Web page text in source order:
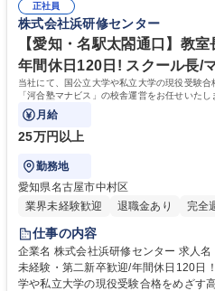
ーが校舎を担当します。※講師ではな
ません。 募集職種 【兵庫・岡本】教室長 ◆未経験・第二新卒歓迎/河合塾
マナビスの校舎運営
を経験しつつ、流れを把握。配属後も
心です。研修が充実しており、校舎長
プも可能！教育に携わり続けながら働
す！ 学歴・資格 学歴：大学院 大学 語
正社員
株式会社浜研修センター
【愛知・名駅太閤通口】教
年間休日120日! スクール長/
当社にて、国公立大学や私立大学の現役受験
「河合塾マナビス」の校舎運営をお任せいた
すので未経験の方もご安心ください。
月給
25万円以上
勤務地
愛知県名古屋市中村区
業界未経験歓迎
退職金あり 完全
仕事の内容
企業名 株式会社浜研修センター 求人名 【愛知・名駅太閤通口】教室長 ◆
未経験・第二新卒歓迎/年間休日120日！ 仕事の内容 当社にて、国公
学や私立大学の現役受験合格をめざす